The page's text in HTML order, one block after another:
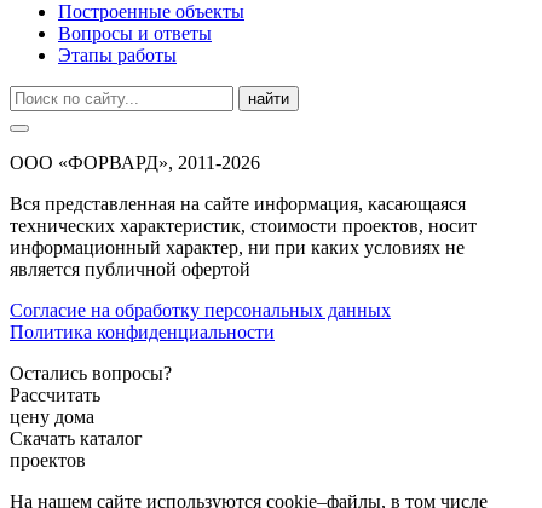
Построенные объекты
Вопросы и ответы
Этапы работы
найти
ООО «ФОРВАРД», 2011-2026
Вся представленная на сайте информация, касающаяся
технических характеристик, стоимости проектов, носит
информационный характер, ни при каких условиях не
является публичной офертой
Согласие на обработку персональных данных
Политика конфиденциальности
Остались вопросы?
Рассчитать
цену дома
Скачать каталог
проектов
На нашем сайте используются cookie–файлы, в том числе